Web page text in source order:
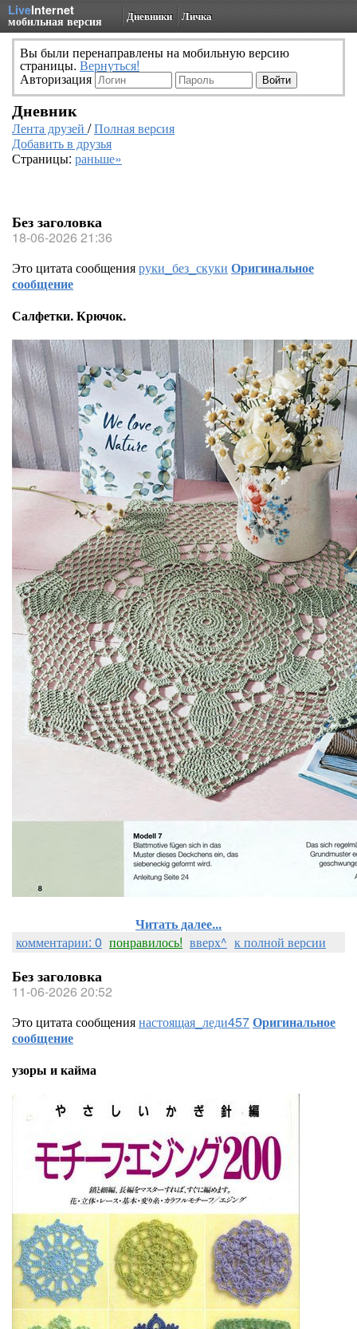
LiveInternet
мобильная версия Дневники Личка
Вы были перенаправлены на мобильную версию
страницы. Вернуться!
Авторизация
Дневник
Лента друзей /Полная версия
Добавить в друзья
Страницы: раньше»
Без заголовка
18-06-2026 21:36
Это цитата сообщенияруки_без_скуки Оригинальное
сообщение
Салфетки. Крючок.
Читать далее...
комментарии: 0 понравилось! вверх^ к полной версии
Без заголовка
11-06-2026 20:52
Это цитата сообщениянастоящая_леди457Оригинальное
сообщение
узоры и кайма